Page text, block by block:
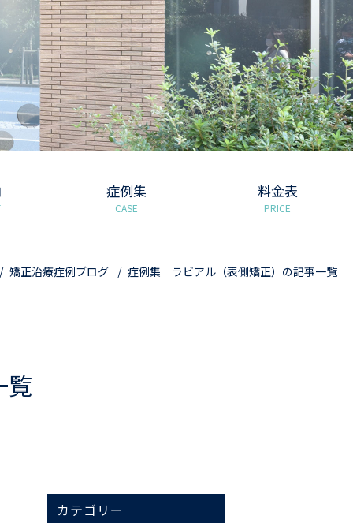
症例集
CASE
料金表
PRICE
矯正治療症例ブログ 症例集 ラビアル（表側矯正）の記事一覧
覧
カテゴリー